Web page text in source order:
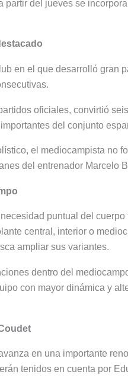
partir del jueves se
en el que desarrolló gran
oficiales, convirtió
del conjunto
el mediocampista no
del entrenador Marcelo
puntual del
central, interior o
ampliar sus variantes.
dentro del
con mayor dinámica y
en una importante
tenidos en cuenta por